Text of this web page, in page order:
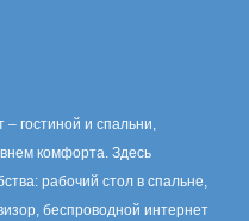
– гостиной и спальни,
комфорта. Здесь
рабочий стол в спальне,
беспроводной интернет